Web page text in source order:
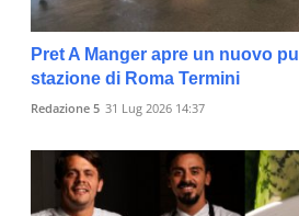
Pret A Manger apre un nuovo
stazione di Roma Termini
Redazione 5 31 Lug 2026 14:37